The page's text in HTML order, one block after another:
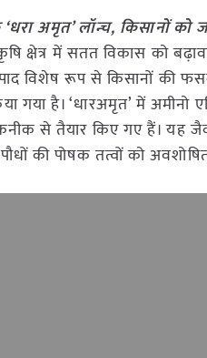
अमृत’ लॉन्च, किसानों
क्षेत्र में सतत विकास को
विशेष रूप से किसानों की
है। ‘धारअमृत’ में अमीनो
से तैयार किए गए हैं। यह
की पोषक तत्वों को